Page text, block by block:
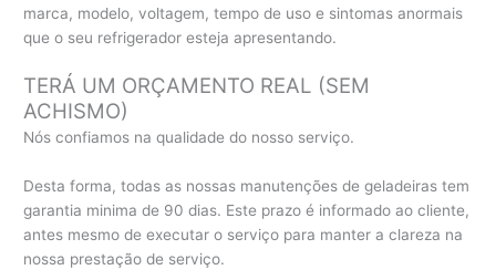
marca, modelo, voltagem, tempo de uso e sintomas anormais
que o seu refrigerador esteja apresentando.
TERÁ UM ORÇAMENTO REAL (SEM
ACHISMO)
Nós confiamos na qualidade do nosso serviço.
Desta forma, todas as nossas manutenções de geladeiras tem
garantia minima de 90 dias. Este prazo é informado ao cliente,
antes mesmo de executar o serviço para manter a clareza na
nossa prestação de serviço.